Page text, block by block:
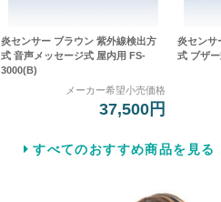
炎センサー ブラウン 紫外線検出方
式 音声メッセージ式 屋内用 FS-
3000(B)
メーカー希望小売価格
37,500円
炎セン
式 ブザ
すべてのおすすめ商品を見る